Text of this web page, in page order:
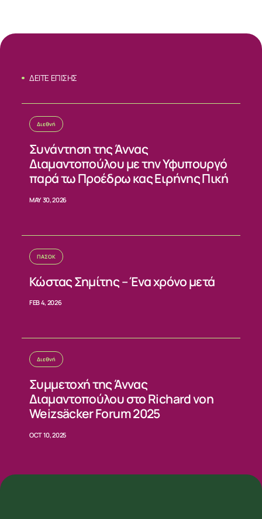
ΔΕΙΤΕ ΕΠΙΣΗΣ
Διεθνή
Συνάντηση της Άννας
Διαμαντοπούλου με την Υφυπουργό
παρά τω Προέδρω κας Ειρήνης Πική
MAY 30, 2026
ΠΑΣΟΚ
Κώστας Σημίτης – Ένα χρόνο μετά
FEB 4, 2026
Διεθνή
Συμμετοχή της Άννας
Διαμαντοπούλου στο Richard von
Weizsäcker Forum 2025
OCT 10, 2025